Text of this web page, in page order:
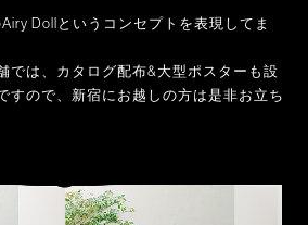
Dollというコンセプトを表現してま
では、カタログ配布&大型ポスターも設
すので、新宿にお越しの方は是非お立ち